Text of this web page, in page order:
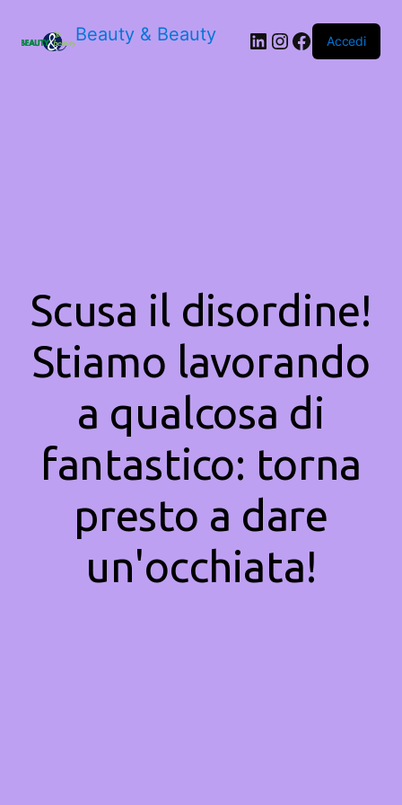
Beauty & Beauty LinkedIn
Instagram
Facebook
Accedi
Scusa il disordine!
Stiamo lavorando
a qualcosa di
fantastico: torna
presto a dare
un'occhiata!